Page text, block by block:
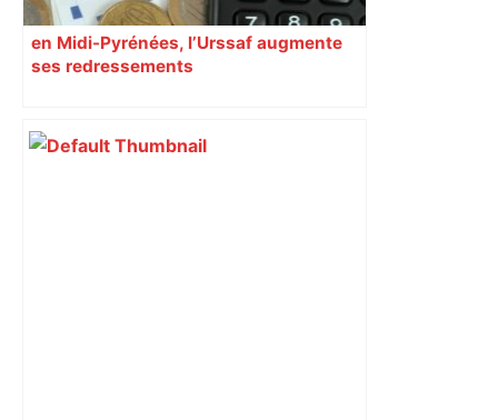
en Midi-Pyrénées, l’Urssaf augmente
ses redressements